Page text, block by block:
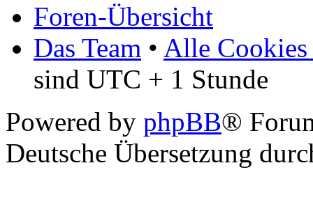
Foren-Übersicht
Das Team • Alle Cookies
sind UTC + 1 Stunde
Powered by phpBB®
Deutsche Übersetzung